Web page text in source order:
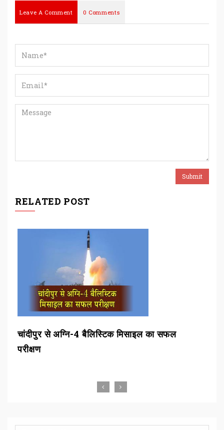
Leave A Comment 0 Comments
RELATED POST
चांदीपुर से अग्नि-4 बैलिस्टिक मिसाइल का सफल
परीक्षण